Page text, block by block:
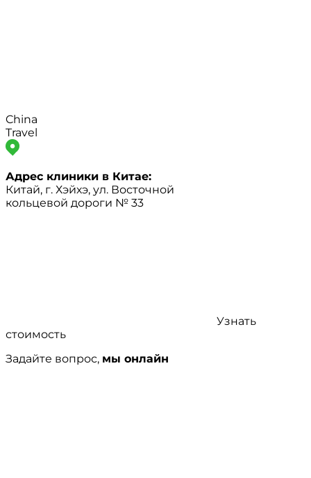
China
Travel
Адрес клиники в Китае:
Китай, г. Хэйхэ, ул. Восточной
кольцевой дороги № 33
Узнать
стоимость
Задайте вопрос, мы онлайн